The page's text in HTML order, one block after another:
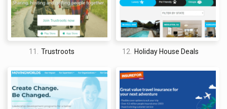
11. Trustroots 12. Holiday House Deals